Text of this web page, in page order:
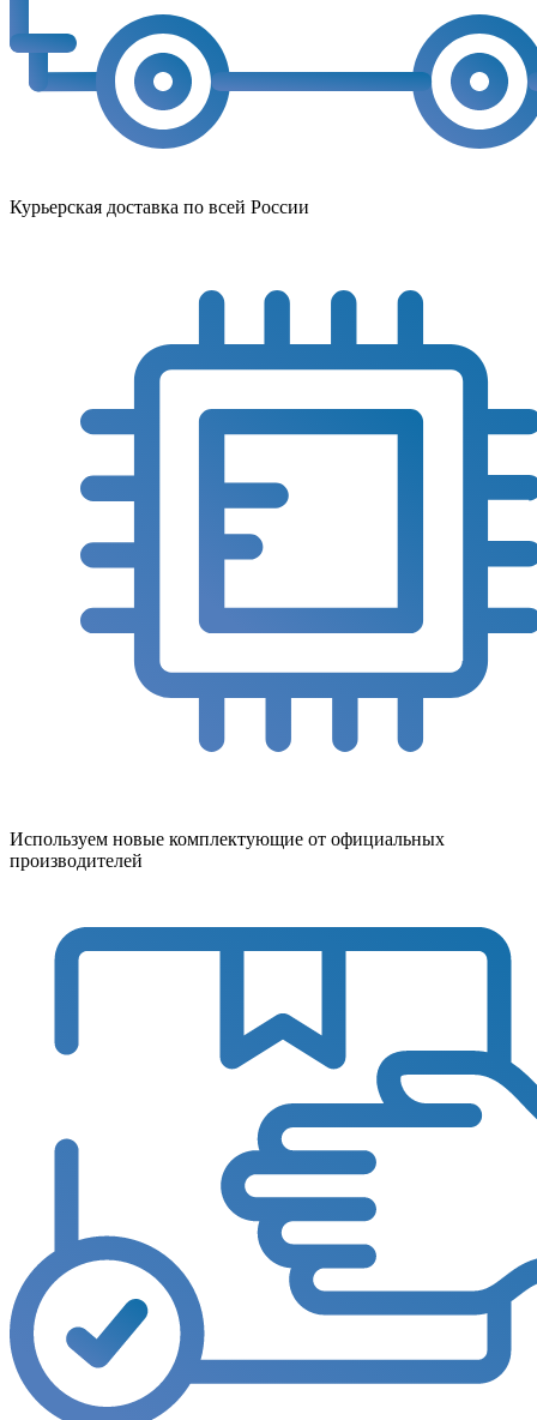
Курьерская доставка по всей России
Используем новые комплектующие от официальных
производителей